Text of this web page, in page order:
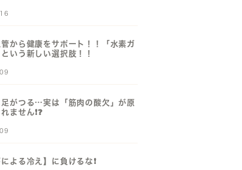
から健康をサポート！！「水素ガ
いう新しい選択肢！！
がつる…実は「筋肉の酸欠」が原
ません❗️❓️
よる冷え】に負けるな❗️